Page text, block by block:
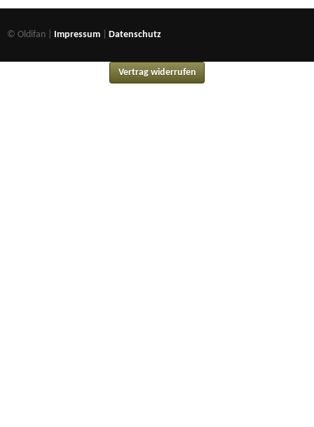
© Oldifan | Impressum Datenschutz
Vertrag widerrufen